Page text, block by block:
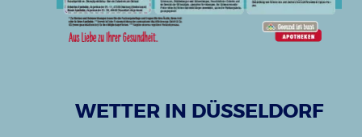
WETTER IN DÜSSELDORF